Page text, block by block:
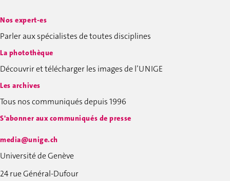
Nos expert-es
Parler aux spécialistes de toutes disciplines
La photothèque
Découvrir et télécharger les images de l’UNIGE
Les archives
Tous nos communiqués depuis 1996
S'abonner aux communiqués de presse
media@unige.ch
Université de Genève
24 rue Général-Dufour